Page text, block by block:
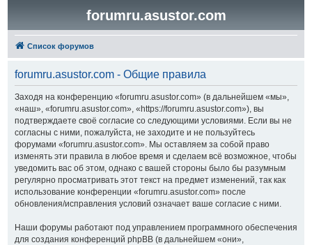
forumru.asustor.com
Список форумов
forumru.asustor.com - Общие правила
Заходя на конференцию «forumru.asustor.com» (в дальнейшем «мы»,
«наш», «forumru.asustor.com», «https://forumru.asustor.com»), вы
подтверждаете своё согласие со следующими условиями. Если вы не
согласны с ними, пожалуйста, не заходите и не пользуйтесь
форумами «forumru.asustor.com». Мы оставляем за собой право
изменять эти правила в любое время и сделаем всё возможное, чтобы
уведомить вас об этом, однако с вашей стороны было бы разумным
регулярно просматривать этот текст на предмет изменений, так как
использование конференции «forumru.asustor.com» после
обновления/исправления условий означает ваше согласие с ними.
Наши форумы работают под управлением программного обеспечения
для создания конференций phpBB (в дальнейшем «они»,